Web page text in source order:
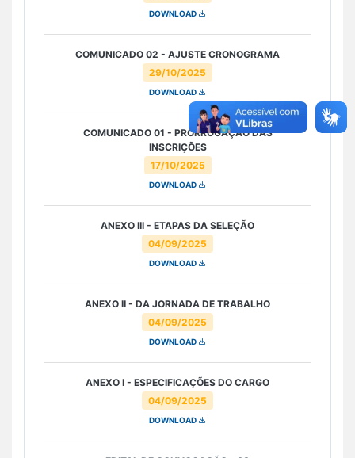
DOWNLOAD
29/10/2025
COMUNICADO 02 - AJUSTE CRONOGRAMA
DOWNLOAD
17/10/2025
COMUNICADO 01 - PRORROGAÇÃO DAS
INSCRIÇÕES
DOWNLOAD
04/09/2025
ANEXO III - ETAPAS DA SELEÇÃO
DOWNLOAD
04/09/2025
ANEXO II - DA JORNADA DE TRABALHO
DOWNLOAD
04/09/2025
ANEXO I - ESPECIFICAÇÕES DO CARGO
DOWNLOAD